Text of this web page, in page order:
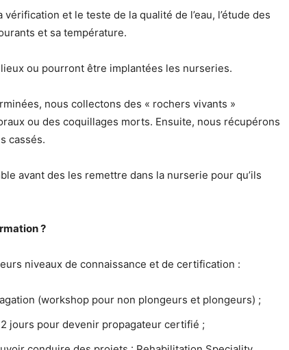
et le teste de la qualité de l’eau, l’étude des
et sa température.
pourront être implantées les nurseries.
nous collectons des « rochers vivants »
ou des coquillages morts. Ensuite, nous récupérons
cassés.
des les remettre dans la nurserie pour qu’ils
?
de connaissance et de certification :
(workshop pour non plongeurs et plongeurs) ;
jours pour devenir propagateur certifié ;